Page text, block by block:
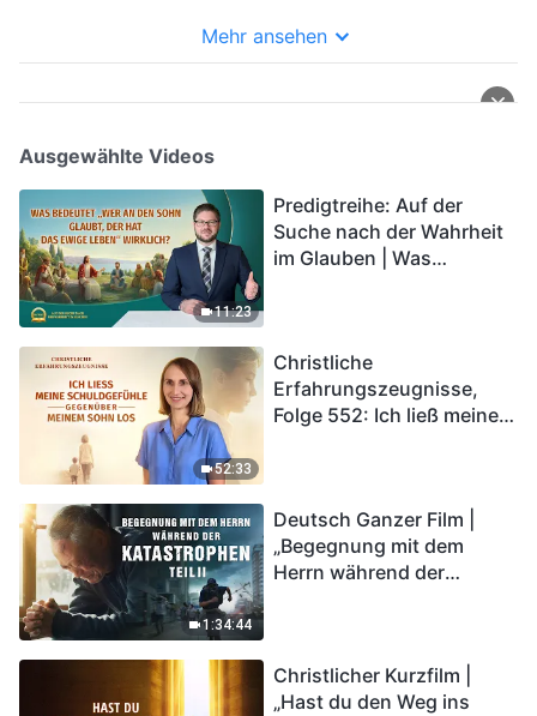
Mehr ansehen
Ausgewählte Videos
11:23
Predigtreihe: Auf der
Suche nach der Wahrheit
im Glauben | Was
52:33
Christliche
Erfahrungszeugnisse,
Folge 552: Ich ließ meine
1:34:44
Deutsch Ganzer Film |
„Begegnung mit dem
Herrn während der
in das Königreich Gottes
eintreten?
Christlicher Kurzfilm |
„Hast du den Weg ins